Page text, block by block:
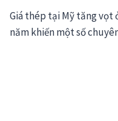
Giá thép tại Mỹ tăng vọt
năm khiến một số